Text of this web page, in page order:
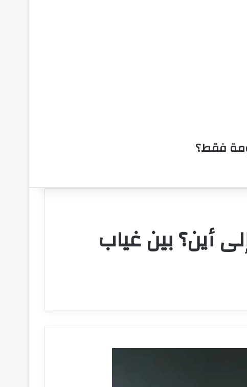
فقط؟
أين؟ بين غياب